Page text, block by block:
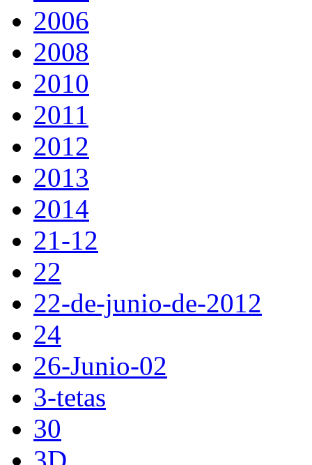
2006
2008
2010
2011
2012
2013
2014
21-12
22
22-de-junio-de-2012
24
26-Junio-02
3-tetas
30